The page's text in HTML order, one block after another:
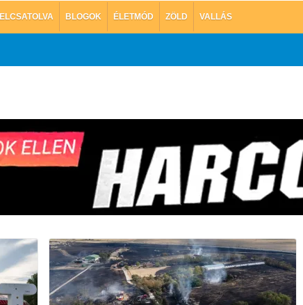
ELCSATOLVA BLOGOK ÉLETMÓD ZÖLD VALLÁS